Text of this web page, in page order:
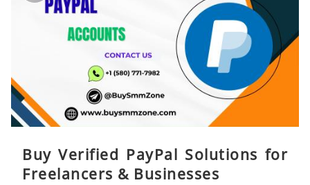
Buy Verified PayPal Solutions for
Freelancers & Businesses